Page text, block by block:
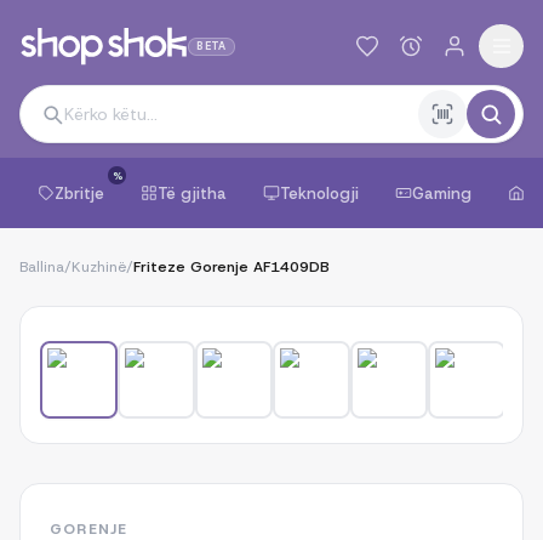
BETA
Zbritje
%
Të gjitha Teknologji Gaming
Ballina/Kuzhinë/Friteze Gorenje AF1409DB
GORENJE